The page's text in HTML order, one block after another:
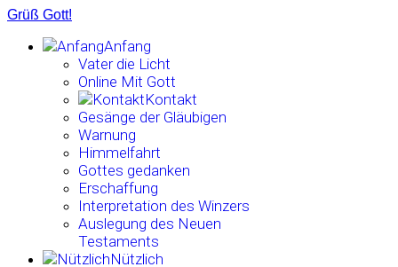
Grüß Gott!
Anfang
Vater die Licht
Online Mit Gott
Kontakt
Gesänge der Gläubigen
Warnung
Himmelfahrt
Gottes gedanken
Erschaffung
Interpretation des Winzers
Auslegung des Neuen
Testaments
Nützlich